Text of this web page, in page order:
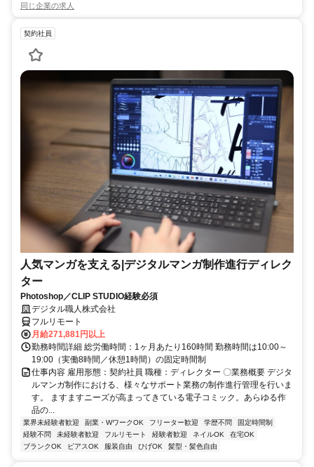
同じ企業の求人
契約社員
人気マンガを支える|デジタルマンガ制作進行ディレク
ター
Photoshop／CLIP STUDIO経験必須
デジタル職人株式会社
フルリモート
月給271,881円以上
勤務時間詳細 総労働時間：1ヶ月あたり160時間 勤務時間は10:00～
19:00（実働8時間／休憩1時間）の固定時間制
仕事内容 雇用形態：契約社員 職種：ディレクター 〇業務概要 デジタ
ルマンガ制作における、様々なサポート業務の制作進行管理を行いま
す。 ますますニーズが高まってきている電子コミック。あらゆる作
品の...
業界未経験者歓迎 副業・WワークOK フリーター歓迎 学歴不問
固定時間制
経験不問
未経験者歓迎 フルリモート 経験者歓迎 ネイルOK
在宅OK
ブランクOK
ピアスOK 服装自由 ひげOK 髪型・髪色自由